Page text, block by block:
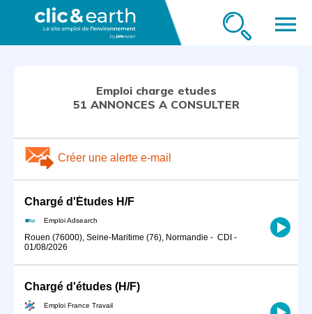
menu
Emploi charge etudes
51 ANNONCES A CONSULTER
Créer une alerte e-mail
Chargé d'Études H/F
Emploi Adsearch
Rouen (76000), Seine-Maritime (76), Normandie - CDI -
01/08/2026
Chargé d'études (H/F)
Emploi France Travail